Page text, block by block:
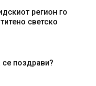
регион го
светско
поздрави?